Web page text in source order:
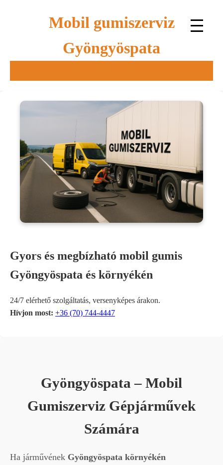
Mobil gumiszerviz
Gyöngyöspata
Gyors és megbízható mobil gumis
Gyöngyöspata és környékén
24/7 elérhető szolgáltatás, versenyképes árakon.
Hívjon most: +36 (70) 744-4447
Gyöngyöspata – Mobil
Gumiszerviz Gépjárművek
Számára
Ha járművének Gyöngyöspata környékén